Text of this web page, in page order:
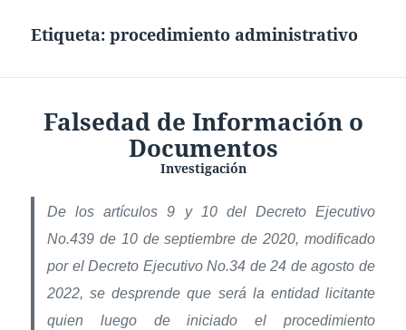
Etiqueta:procedimiento administrativo
Falsedad de Información o
Documentos
Investigación
De los artículos 9 y 10 del Decreto Ejecutivo
No.439 de 10 de septiembre de 2020, modificado
por el Decreto Ejecutivo No.34 de 24 de agosto de
2022, se desprende que será la entidad licitante
quien luego de iniciado el procedimiento